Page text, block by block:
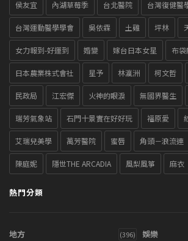
侯友宜 內湖草莓季 台北醫院 台灣復健醫
台灣運動醫學學會 吳依霖 土雞 坪林
女力報到-好運到 婚變 嫁台日本女星 布
日本農業株式會社 星予 林瀛洲 柯文哲
民政局 江宏傑 火神的眼淚 無國界醫生
瑞芳氣象站 石門十景實在好好玩 福原愛
艾瑞兒美學 萬芳醫院 蜜唇 角頭－浪流連
陳庭妮 隱世THE ARCADIA 風梨風箏 麻衣
熱門分類
地方 (396) 娛樂